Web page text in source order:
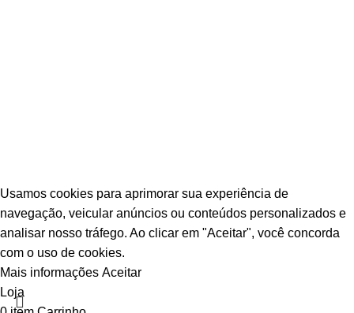
Usamos cookies para aprimorar sua experiência de
navegação, veicular anúncios ou conteúdos personalizados e
analisar nosso tráfego. Ao clicar em "Aceitar", você concorda
com o uso de cookies.
Mais informações Aceitar
Loja